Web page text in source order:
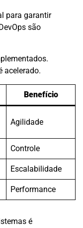
para garantir
são
acelerado.
Benefício
Agilidade
Controle
Escalabilidade
Performance
é